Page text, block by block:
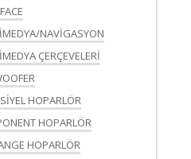
NAVİGASYON
ÇERÇEVELERİ
HOPARLÖR
HOPARLÖR
HOPARLÖR